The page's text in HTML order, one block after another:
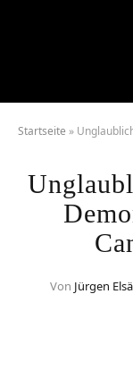
Startseite » Unglaublich:
Von Jürgen